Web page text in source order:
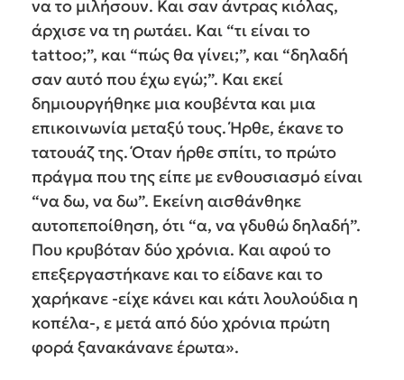
να το μιλήσουν. Και σαν άντρας κιόλας,
άρχισε να τη ρωτάει. Και “τι είναι το
tattoo;”, και “πώς θα γίνει;”, και “δηλαδή
σαν αυτό που έχω εγώ;”. Και εκεί
δημιουργήθηκε μια κουβέντα και μια
επικοινωνία μεταξύ τους. Ήρθε, έκανε το
τατουάζ της. Όταν ήρθε σπίτι, το πρώτο
πράγμα που της είπε με ενθουσιασμό είναι
“να δω, να δω”. Εκείνη αισθάνθηκε
αυτοπεποίθηση, ότι “α, να γδυθώ δηλαδή”.
Που κρυβόταν δύο χρόνια. Και αφού το
επεξεργαστήκανε και το είδανε και το
χαρήκανε -είχε κάνει και κάτι λουλούδια η
κοπέλα-, ε μετά από δύο χρόνια πρώτη
φορά ξανακάνανε έρωτα».